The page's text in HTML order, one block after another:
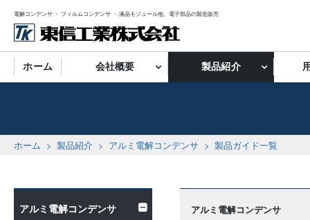
電解コンデンサ ・ フィルムコンデンサ ・ 液晶モジュール他、電子部品の製造販売
ホーム 会社概要 製品紹介
ホーム 製品紹介 アルミ電解コンデンサ 製品ガイド一覧
アルミ電解コンデンサ
アルミ電解コンデンサ